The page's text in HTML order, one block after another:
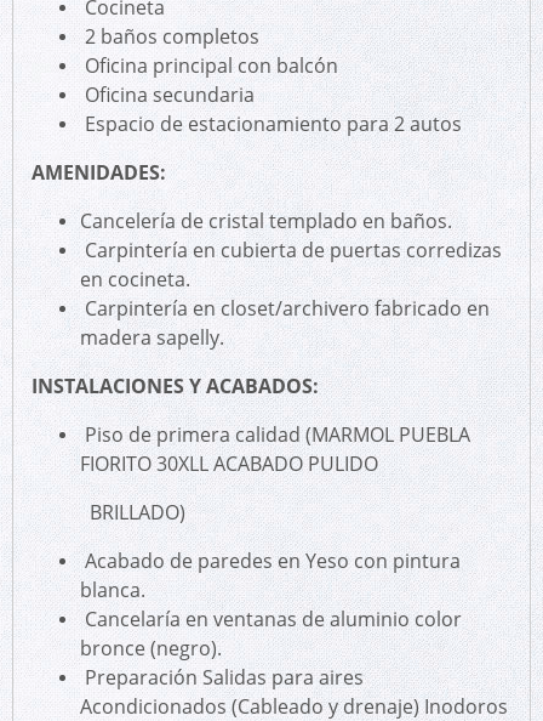
Cocineta
2 baños completos
Oficina principal con balcón
Oficina secundaria
Espacio de estacionamiento para 2 autos
AMENIDADES:
Cancelería de cristal templado en baños.
Carpintería en cubierta de puertas corredizas
en cocineta.
Carpintería en closet/archivero fabricado en
madera sapelly.
INSTALACIONES Y ACABADOS:
Piso de primera calidad (MARMOL PUEBLA
FIORITO 30XLL ACABADO PULIDO
BRILLADO)
Acabado de paredes en Yeso con pintura
blanca.
Cancelaría en ventanas de aluminio color
bronce (negro).
Preparación Salidas para aires
Acondicionados (Cableado y drenaje) Inodoros